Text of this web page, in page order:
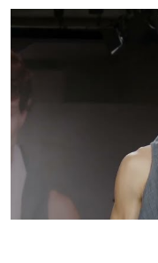
Adrien
Graduate